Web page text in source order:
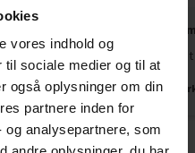
vores indhold og
sociale medier og til at
også oplysninger om din
partnere inden for
analysepartnere, som
grunden
Hanna
Rigtig